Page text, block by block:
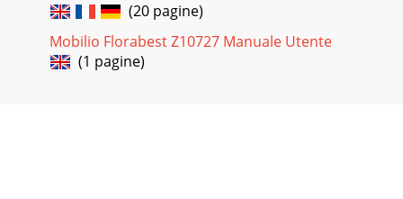
(20 pagine)
Mobilio Florabest Z10727 Manuale Utente
(1 pagine)